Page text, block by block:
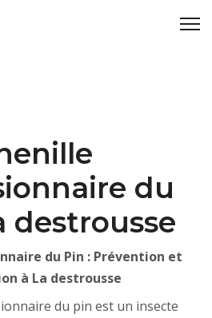
du
destrousse
du Pin : Prévention et
à La destrousse
du pin est un insecte